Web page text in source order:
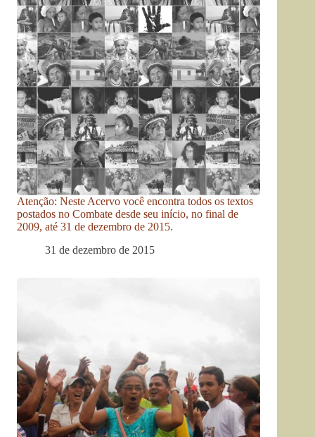
Atenção: Neste Acervo você encontra todos os textos
postados no Combate desde seu início, no final de
2009, até 31 de dezembro de 2015.
31 de dezembro de 2015